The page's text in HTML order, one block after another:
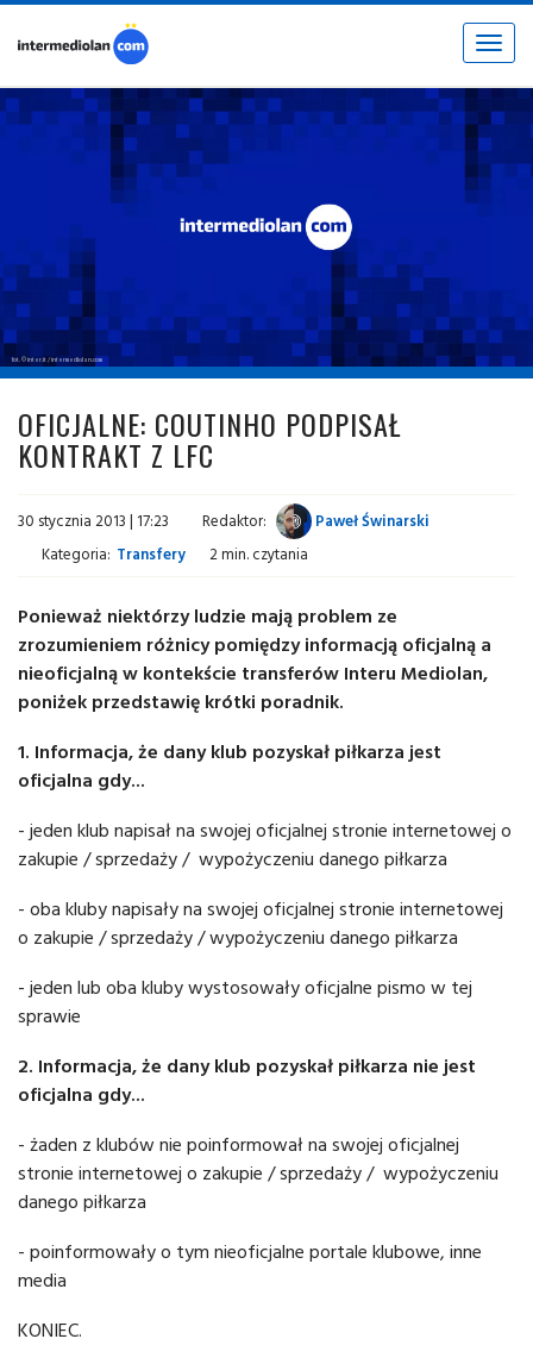
Toggle
fot. © inter.it / intermediolan.com
OFICJALNE: COUTINHO PODPISAŁ
KONTRAKT Z LFC
30 stycznia 2013 | 17:23 Redaktor:
Paweł Świnarski
Kategoria: Transfery 2 min. czytania
Ponieważ niektórzy ludzie mają problem ze
zrozumieniem różnicy pomiędzy informacją oficjalną a
nieoficjalną w kontekście transferów Interu Mediolan,
poniżek przedstawię krótki poradnik.
1. Informacja, że dany klub pozyskał piłkarza jest
oficjalna gdy...
- jeden klub napisał na swojej oficjalnej stronie internetowej o
zakupie / sprzedaży / wypożyczeniu danego piłkarza
- oba kluby napisały na swojej oficjalnej stronie internetowej
o zakupie / sprzedaży / wypożyczeniu danego piłkarza
- jeden lub oba kluby wystosowały oficjalne pismo w tej
sprawie
2. Informacja, że dany klub pozyskał piłkarza nie jest
oficjalna gdy...
- żaden z klubów nie poinformował na swojej oficjalnej
stronie internetowej o zakupie / sprzedaży / wypożyczeniu
danego piłkarza
- poinformowały o tym nieoficjalne portale klubowe, inne
media
KONIEC.